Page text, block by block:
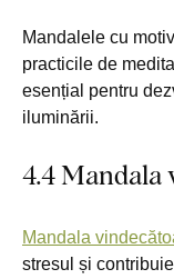
Mandalele cu
practicile de
esențial pentru
iluminării.
4.4 Mandala
Mandala
stresul și